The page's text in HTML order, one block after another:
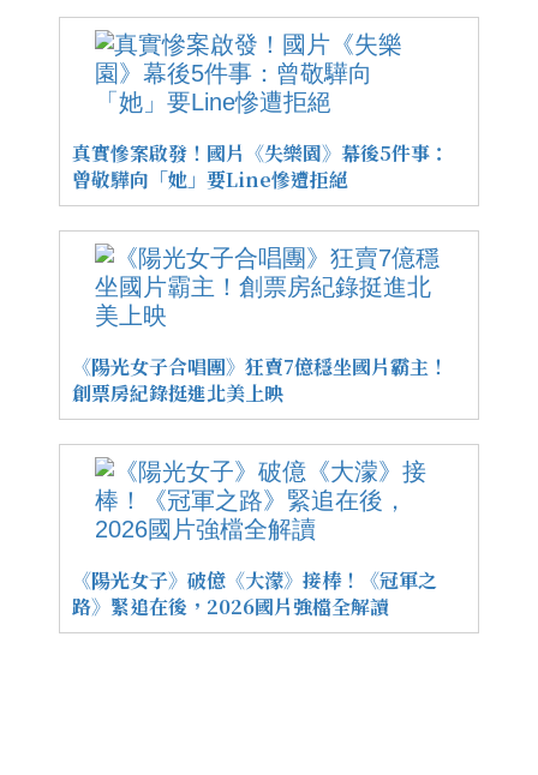
真實慘案啟發！國片《失樂園》幕後5件事：
曾敬驊向「她」要Line慘遭拒絕
《陽光女子合唱團》狂賣7億穩坐國片霸主！
創票房紀錄挺進北美上映
《陽光女子》破億《大濛》接棒！《冠軍之
路》緊追在後，2026國片強檔全解讀